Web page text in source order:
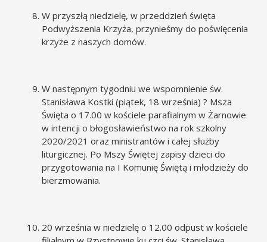
W przyszłą niedzielę, w przeddzień święta
Podwyższenia Krzyża, przynieśmy do poświęcenia
krzyże z naszych domów.
W następnym tygodniu we wspomnienie św.
Stanisława Kostki (piątek, 18 września) ? Msza
Święta o 17.00 w kościele parafialnym w Żarnowie
w intencji o błogosławieństwo na rok szkolny
2020/2021 oraz ministrantów i całej służby
liturgicznej. Po Mszy Świętej zapisy dzieci do
przygotowania na I Komunię Świętą i młodzieży do
bierzmowania.
20 września w niedzielę o 12.00 odpust w kościele